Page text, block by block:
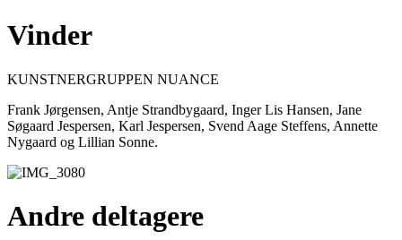
Vinder
KUNSTNERGRUPPEN NUANCE
Frank Jørgensen, Antje Strandbygaard, Inger Lis Hansen, Jane
Søgaard Jespersen, Karl Jespersen, Svend Aage Steffens, Annette
Nygaard og Lillian Sonne.
Andre deltagere